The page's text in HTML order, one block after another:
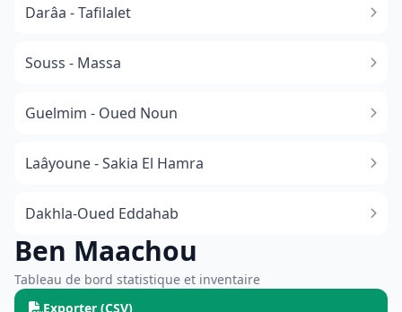
Darâa - Tafilalet
Souss - Massa
​Guelmim - Oued Noun
Laâyoune - Sakia El Hamra
Dakhla-Oued Eddahab
Ben Maachou
Tableau de bord statistique et inventaire
Exporter (CSV)